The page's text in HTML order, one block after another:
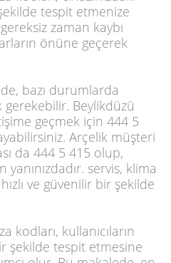
tespit etmenize
zaman kaybı
önüne geçerek
bazı durumlarda
Beylikdüzü
geçmek için 444 5
Arçelik müşteri
da 444 5 415 olup,
servis, klima
ve güvenilir bir şekilde
kodları, kullanıcıların
şekilde tespit etmesine